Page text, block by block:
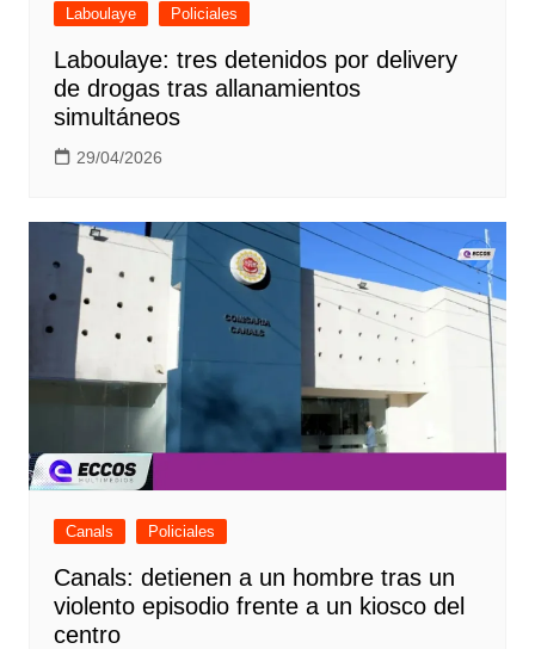
Laboulaye Policiales
Laboulaye: tres detenidos por delivery
de drogas tras allanamientos
simultáneos
29/04/2026
Canals Policiales
Canals: detienen a un hombre tras un
violento episodio frente a un kiosco del
centro